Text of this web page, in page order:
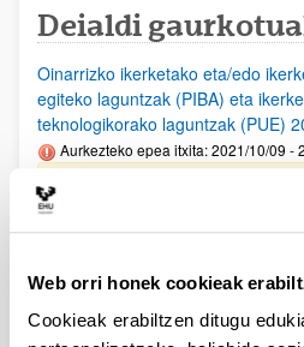
Web orri honek cookieak
Cookieak erabiltzen ditugu
Deialdi
Oinarrizko ikerketako eta/edo
egiteko laguntzak (PIBA) eta
teknologikorako laguntzak (PUE)
Aurkezteko epea itxita: 2021/10/09 -
Beka emateko proposamena